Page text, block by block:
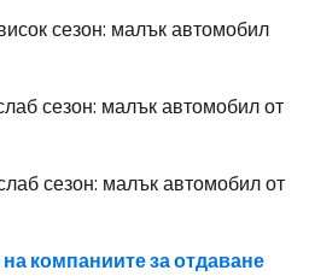
сезон: малък автомобил
сезон: малък автомобил от
сезон: малък автомобил от
компаниите за отдаване